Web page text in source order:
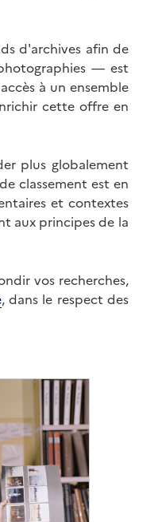
d'archives afin de
— est
à un ensemble
cette offre en
plus globalement
classement est en
et contextes
aux principes de la
vos recherches,
, dans le respect des